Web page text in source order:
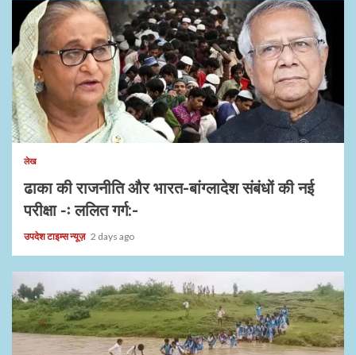
1 min read
लेख
ढाका की राजनीति और भारत-बांग्लादेश संबंधों की नई
परीक्षा -ः ललित गर्ग:-
उपदेश टाइम्स न्यूज़ 2 days ago